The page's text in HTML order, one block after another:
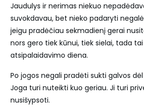
Jaudulys ir nerimas niekuo
suvokdavau, bet nieko padaryti
jeigu pradėčiau sekmadienį gerai
nors gero tiek kūnui, tiek sielai, tada
atsipalaidavimo diena.
Po jogos negali pradėti sukti galvos
Joga turi nuteikti kuo geriau. Ji turi
nusišypsoti.